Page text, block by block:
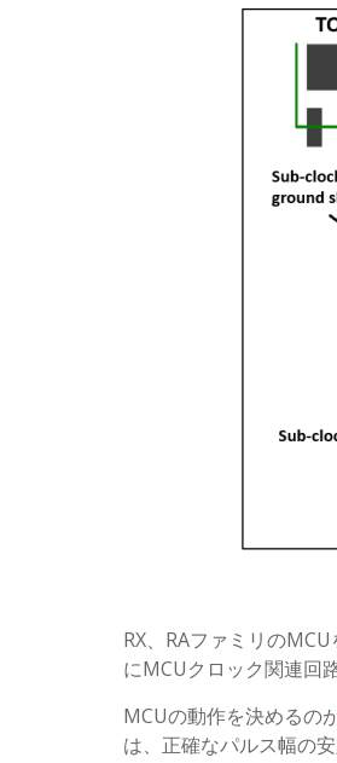
RX、RAファミリの
にMCUクロック関連回
MCUの動作を決めるの
は、正確なパルス幅の